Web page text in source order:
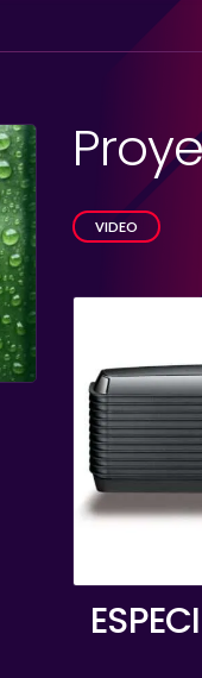
VIDEO